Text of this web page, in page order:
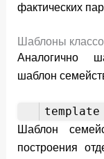
фактических
Шаблоны
Аналогично
шаблон
template
Шаблон
построения